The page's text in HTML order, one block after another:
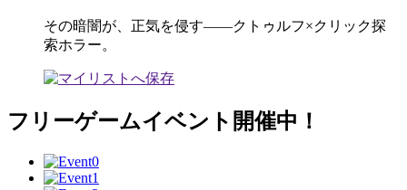
その暗闇が、正気を侵す――クトゥルフ×クリック探
索ホラー。
フリーゲームイベント開催中！